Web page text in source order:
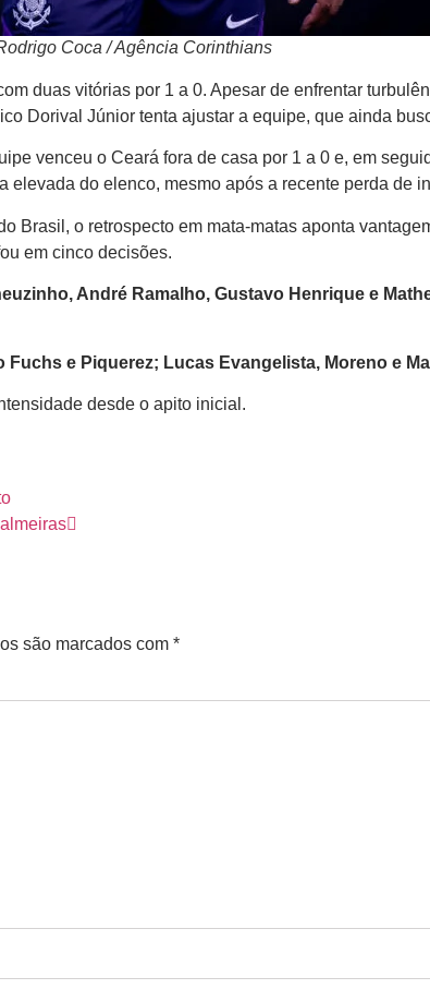
Coca / Agência Corinthians
duas vitórias por 1 a 0. Apesar de enfrentar
Dorival Júnior tenta ajustar a equipe, que ainda
venceu o Ceará fora de casa por 1 a 0 e, em
elevada do elenco, mesmo após a recente perda de
Brasil, o retrospecto em mata-matas aponta
em cinco decisões.
André Ramalho, Gustavo Henrique e
Fuchs e Piquerez; Lucas Evangelista, Moreno e
desde o apito inicial.
são marcados com *